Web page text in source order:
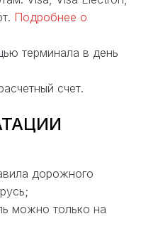
Подробнее о
терминала в день
счет.
дорожного
можно только на